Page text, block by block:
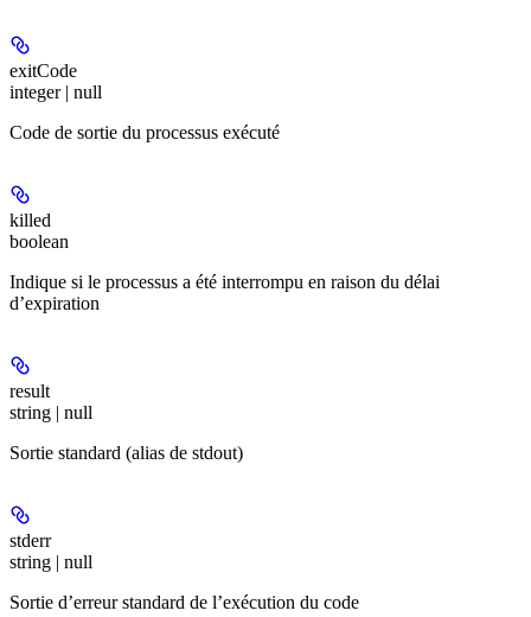
exitCode
integer | null
Code de sortie du processus exécuté
killed
boolean
Indique si le processus a été interrompu en raison du délai
d’expiration
result
string | null
Sortie standard (alias de stdout)
stderr
string | null
Sortie d’erreur standard de l’exécution du code